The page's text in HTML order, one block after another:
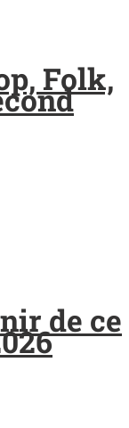
Folk,
de ce